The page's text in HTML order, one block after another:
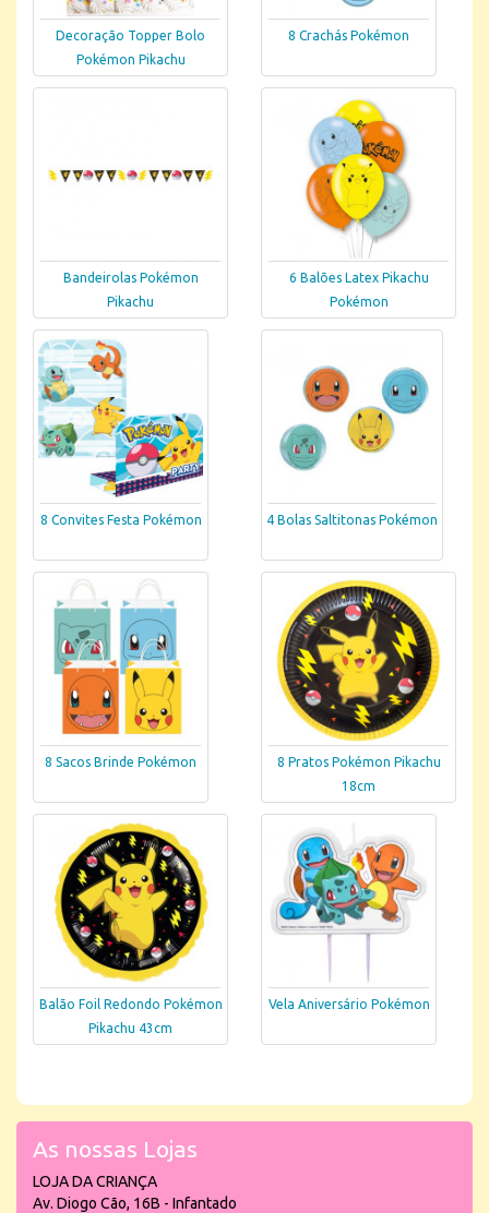
Decoração Topper Bolo
Pokémon Pikachu
8 Crachás Pokémon
Bandeirolas Pokémon
Pikachu
6 Balões Latex Pikachu
Pokémon
8 Convites Festa Pokémon 4 Bolas Saltitonas Pokémon
8 Sacos Brinde Pokémon
8 Pratos Pokémon Pikachu
18cm
Balão Foil Redondo Pokémon
Pikachu 43cm
Vela Aniversário Pokémon
As nossas Lojas
LOJA DA CRIANÇA
Av. Diogo Cão, 16B - Infantado